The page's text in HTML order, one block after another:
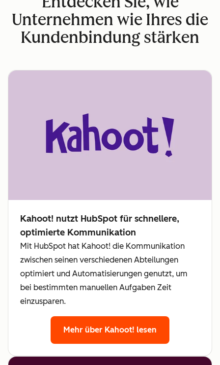
Unternehmen wie Ihres die
Kundenbindung stärken
Kahoot! nutzt HubSpot für schnellere,
optimierte Kommunikation
Mit HubSpot hat Kahoot! die Kommunikation
zwischen seinen verschiedenen Abteilungen
optimiert und Automatisierungen genutzt, um
bei bestimmten manuellen Aufgaben Zeit
einzusparen.
Mehr über Kahoot! lesen